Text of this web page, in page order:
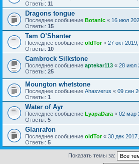
Ответы: 11
Dragons tongue
Последнее сообщение Botanic « 16 июл
Ответы: 15
Tam O’Shanter
Последнее сообщение oldTor« 27 окт
Ответы: 10
Cambrock Silkstone
Последнее сообщение aptekar113 « 28 июл
Ответы: 25
Moungton whetstone
Последнее сообщение Ahasverus « 09 сен
Ответы: 1
Water of Ayr
Последнее сообщение LyapaDara « 02 мар
Ответы: 5
Glanrafon
Последнее сообщение oldTor« 30 дек
Ответы: 5
Показать темы за: